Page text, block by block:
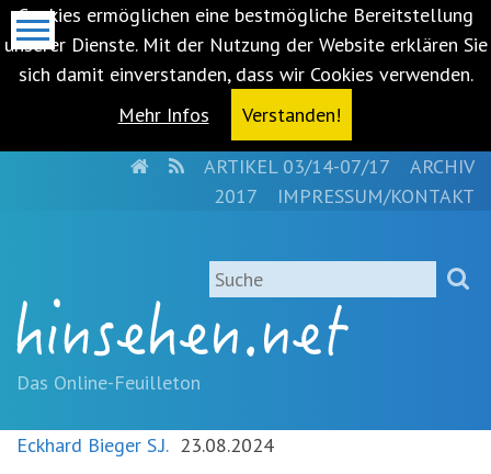
Cookies ermöglichen eine bestmögliche Bereitstellung
unserer Dienste. Mit der Nutzung der Website erklären Sie
sich damit einverstanden, dass wir Cookies verwenden.
Mehr Infos
Verstanden!
springen
(Accesskey
'1')Zur
springen
HOMERSSARTIKEL 03/14-07/17
ARCHIV
2017
IMPRESSUM/KONTAKT
Suche
Das Online-Feuilleton
Eckhard Bieger S.J. 23.08.2024